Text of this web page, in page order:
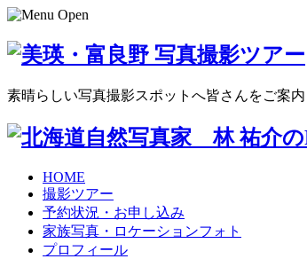
素晴らしい写真撮影スポットへ皆さんをご案内
HOME
撮影ツアー
予約状況・お申し込み
家族写真・ロケーションフォト
プロフィール